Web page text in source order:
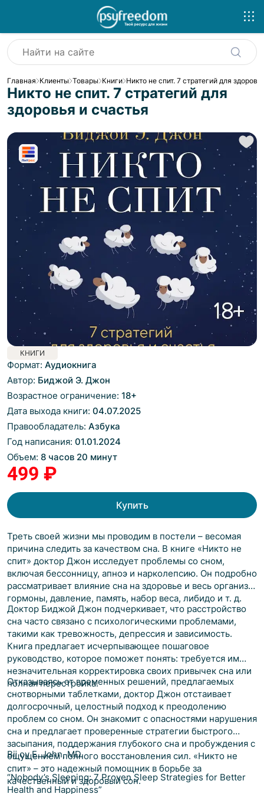
Главная Клиенты Товары Книги Никто не спит. 7 стратегий для
Никто не спит. 7 стратегий для
здоровья и счастья
КНИГИ
Формат: Аудиокнига
Автор: Биджой Э. Джон
Возрастное ограничение: 18+
Дата выхода книги: 04.07.2025
Правообладатель: Азбука
Год написания: 01.01.2024
Объем: 8 часов 20 минут
499 ₽
Купить
Треть своей жизни мы проводим в постели – весомая
причина следить за качеством сна. В книге «Никто не
спит» доктор Джон исследует проблемы со сном,
включая бессонницу, апноэ и нарколепсию. Он подробно
рассматривает влияние сна на здоровье и весь организм:
гормоны, давление, память, набор веса, либидо и т. д.
Доктор Биджой Джон подчеркивает, что расстройство
сна часто связано с психологическими проблемами,
такими как тревожность, депрессия и зависимость.
Книга предлагает исчерпывающее пошаговое
руководство, которое поможет понять: требуется им
незначительная корректировка своих привычек сна или
полная перестройка.
Отказываясь от временных решений, предлагаемых
снотворными таблетками, доктор Джон отстаивает
долгосрочный, целостный подход к преодолению
проблем со сном. Он знакомит с опасностями нарушения
сна и предлагает проверенные стратегии быстрого
засыпания, поддержания глубокого сна и пробуждения с
ощущением полного восстановления сил. «Никто не
спит» – это надежный помощник в борьбе за
качественный и здоровый сон.
Bĳ oy E. John, MD
“Nobody’s Sleeping: 7 Proven Sleep Strategies for Better
Health and Happiness”